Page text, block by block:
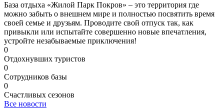
База отдыха «Жилой Парк Покров» – это территория где
можно забыть о внешнем мире и полностью посвятить время
своей семье и друзьям. Проводите свой отпуск так, как
привыкли или испытайте совершенно новые впечатления,
устройте незабываемые приключения!
0
Отдохнувших туристов
0
Сотрудников базы
0
Счастливых сезонов
Все новости